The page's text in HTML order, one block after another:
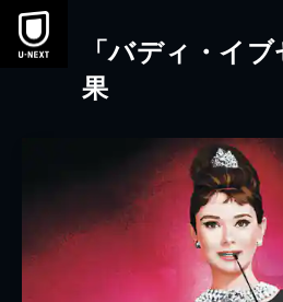
本文へスキップ
「バディ・イ
果